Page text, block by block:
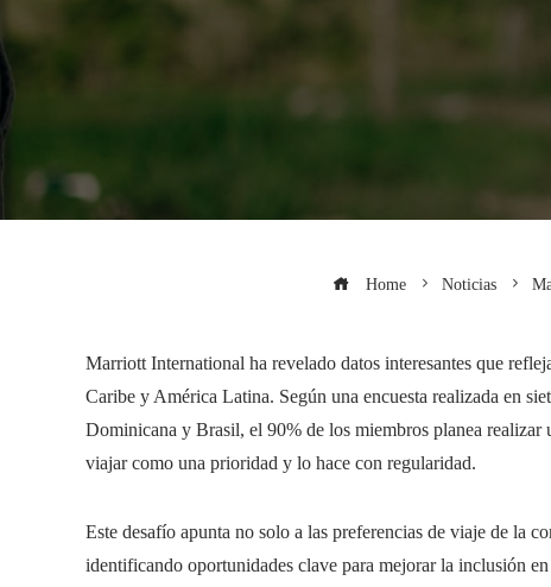
Home Noticias
Marriott International ha revelado datos interesantes que
Caribe y América Latina. Según una encuesta realizada en
Dominicana y Brasil, el 90% de los miembros planea
viajar como una prioridad y lo hace con regularidad.
Este desafío apunta no solo a las preferencias de viaje de la
identificando oportunidades clave para mejorar la inclusión